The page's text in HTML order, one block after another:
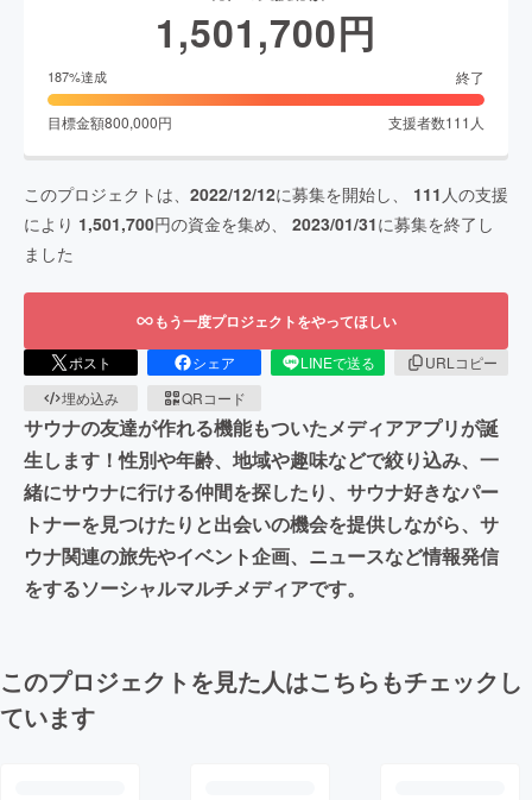
1,501,700円
187%達成 終了
目標金額800,000円 支援者数111 人
このプロジェクトは、 2022/12/12に募集を開始し、 111 人の支援
により 1,501,700円の資金を集め、 2023/01/31に募集を終了し
ました
もう一度プロジェクトをやってほしい
ポスト シェア LINEで送る
URLコピー
埋め込み
QRコード
サウナの友達が作れる機能もついたメディアアプリが誕
生します！性別や年齢、地域や趣味などで絞り込み、一
緒にサウナに行ける仲間を探したり、サウナ好きなパー
トナーを見つけたりと出会いの機会を提供しながら、サ
ウナ関連の旅先やイベント企画、ニュースなど情報発信
をするソーシャルマルチメディアです。
このプロジェクトを見た人はこちらもチェックし
ています